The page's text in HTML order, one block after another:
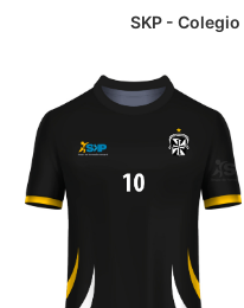
SKP -